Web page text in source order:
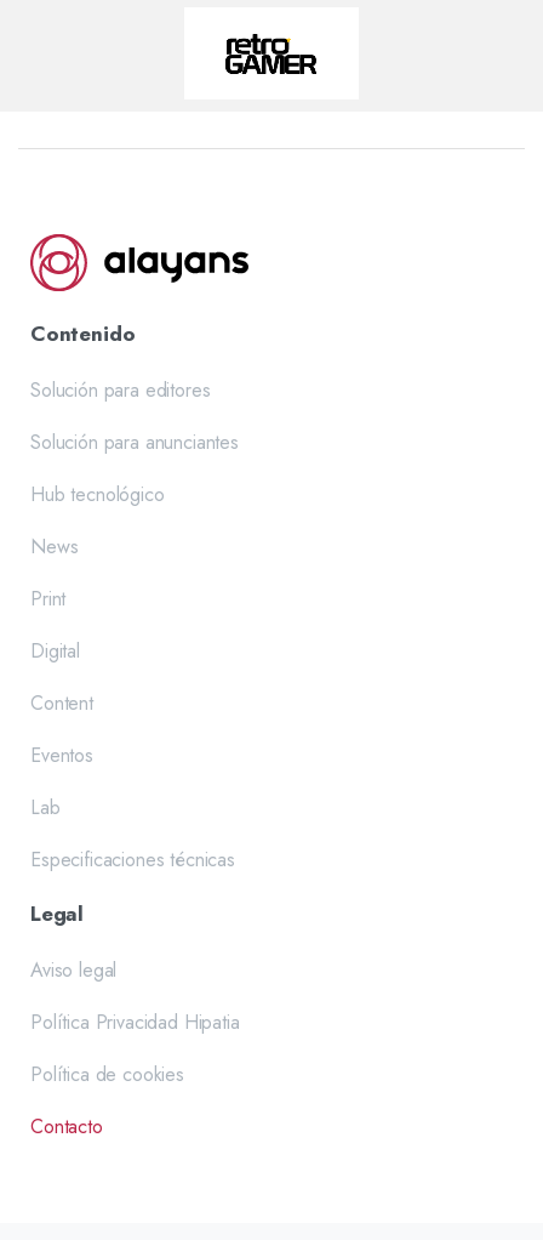
Contenido
Solución para editores
Solución para anunciantes
Hub tecnológico
News
Print
Digital
Content
Eventos
Lab
Especificaciones técnicas
Legal
Aviso legal
Política Privacidad Hipatia
Política de cookies
Contacto